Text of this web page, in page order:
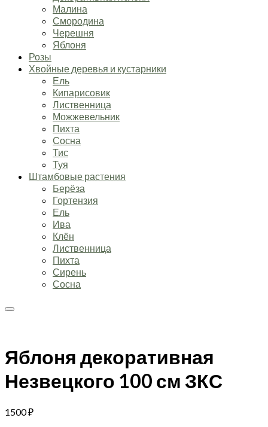
Малина
Смородина
Черешня
Яблоня
Розы
Хвойные деревья и кустарники
Ель
Кипарисовик
Лиственница
Можжевельник
Пихта
Сосна
Тис
Туя
Штамбовые растения
Берёза
Гортензия
Ель
Ива
Клён
Лиственница
Пихта
Сирень
Сосна
Яблоня декоративная
Незвецкого 100 см ЗКС
1500₽